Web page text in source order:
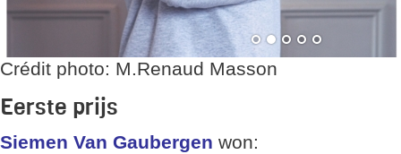
Crédit photo: M.Renaud Masson
Eerste prijs
Siemen Van Gaubergen won: